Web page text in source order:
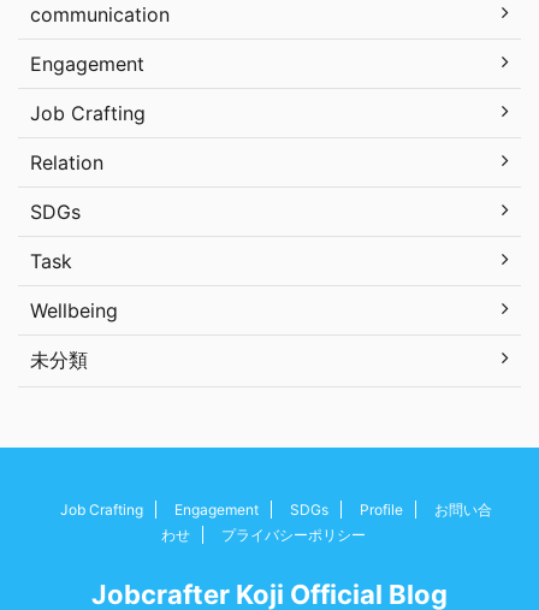
communication
Engagement
Job Crafting
Relation
SDGs
Task
Wellbeing
未分類
Job Crafting Engagement SDGs Profile
お問い合
わせ
プライバシーポリシー
Jobcrafter Koji Official Blog